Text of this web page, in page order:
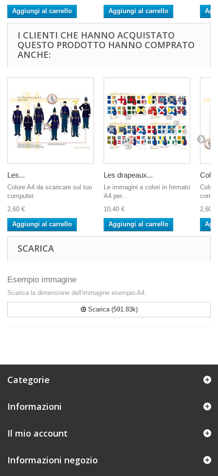
Aggiungi al carrello Aggiungi al carrello
I CLIENTI CHE HANNO ACQUISTATO
QUESTO PRODOTTO HANNO COMPRATO
ANCHE:
Les...
Colore A4 da scaricare sul tuo
computer.
2,60 €
Aggiungi al carrello
Les drapeaux...
Le immagini a colori in formato
A4 per...
10,40 €
Aggiungi al carrello
2,60 €
SCARICA
Esempio immagine
Scarica la dimensione dell'immagine esempio A4.
Scarica (591.83k)
Categorie
Informazioni
Il mio account
Informazioni negozio